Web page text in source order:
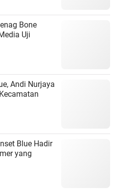
Bone
Uji
Andi Nurjaya
Blue Hadir
yang